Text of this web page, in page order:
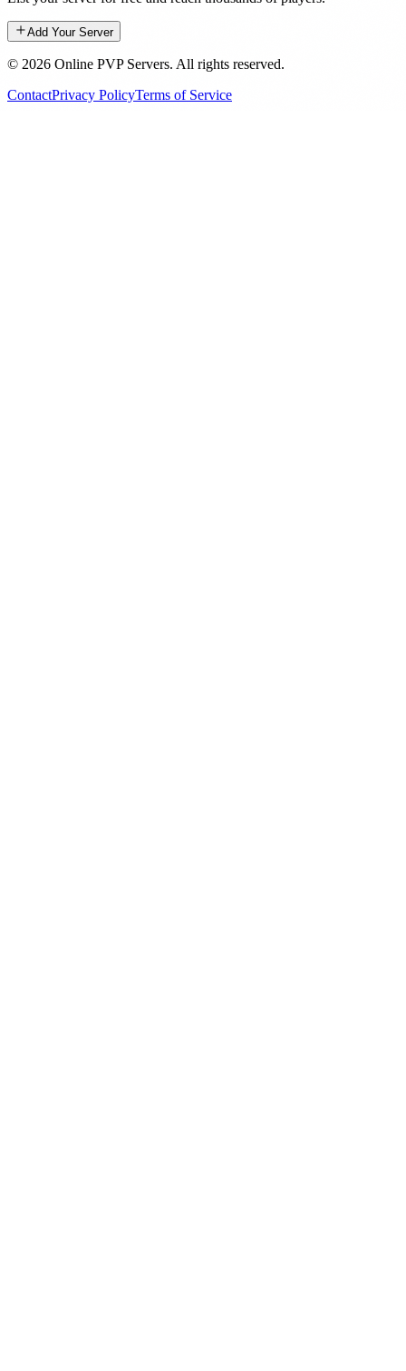
Add Your Server
© 2026 Online PVP Servers. All rights reserved.
ContactPrivacy PolicyTerms of Service